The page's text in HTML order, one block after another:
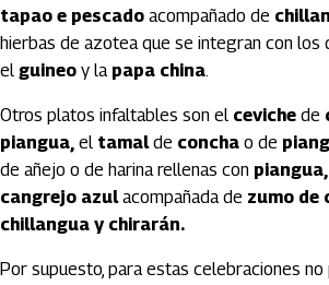
tapao e pescado acompañado de
hierbas de azotea que se integran con los
el guineo y la papa china.
Otros platos infaltables son el ceviche de
piangua, el tamalde concha o de
de añejo o de harina rellenas con piangua,
cangrejo azulacompañada de zumo de
chillangua y chirarán.
Por supuesto, para estas celebraciones